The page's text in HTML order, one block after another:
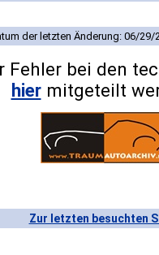
der letzten Änderung: 06/29/
Fehler bei den
hiermitgeteilt
Zur letzten besuchten